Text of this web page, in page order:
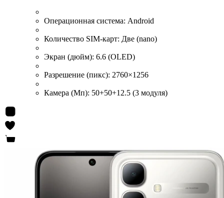
Операционная система: Android
Количество SIM-карт: Две (nano)
Экран (дюйм): 6.6 (OLED)
Разрешение (пикс): 2760×1256
Камера (Мп): 50+50+12.5 (3 модуля)